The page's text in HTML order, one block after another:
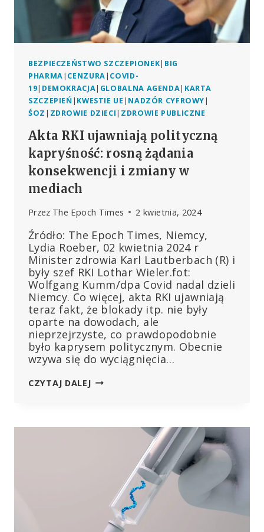
BEZPIECZEŃSTWO SZCZEPIONEK| BIG
PHARMA| CENZURA| COVID-
19| DEMOKRACJA| GLOBALNA AGENDA| KARTA
SZCZEPIEŃ| KWESTIE UE | NADZÓR CYFROWY|
ŚOZ | ZDROWIE DZIECI| ZDROWIE PUBLICZNE
Akta RKI ujawniają polityczną
kapryśność: rosną żądania
konsekwencji i zmiany w
mediach
Przez The Epoch Times 2 kwietnia, 2024
Źródło: The Epoch Times, Niemcy,
Lydia Roeber, 02 kwietnia 2024 r
Minister zdrowia Karl Lautberbach (R) i
były szef RKI Lothar Wieler.fot:
Wolfgang Kumm/dpa Covid nadal dzieli
Niemcy. Co więcej, akta RKI ujawniają
teraz fakt, że blokady itp. nie były
oparte na dowodach, ale
nieprzejrzyste, co prawdopodobnie
było kaprysem politycznym. Obecnie
wzywa się do wyciągnięcia…
CZYTAJ DALEJAKTA
KAPRYŚNOŚĆ:
KONSEKWENCJI
ZMIANY
MEDIACH